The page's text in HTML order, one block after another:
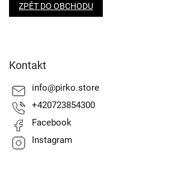
ZPĚT DO OBCHODU
Kontakt
info@pirko.store
+420723854300
Facebook
Instagram